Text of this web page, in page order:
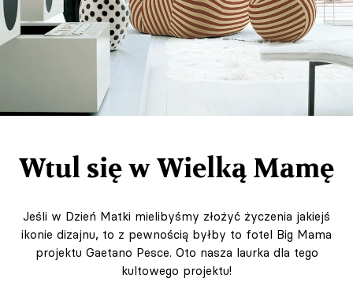
Wtul się w Wielką Mamę
Jeśli w Dzień Matki mielibyśmy złożyć życzenia jakiejś
ikonie dizajnu, to z pewnością byłby to fotel Big Mama
projektu Gaetano Pesce. Oto nasza laurka dla tego
kultowego projektu!